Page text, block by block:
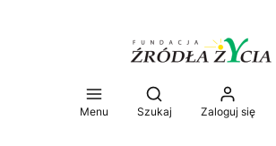
Menu
Otwórz wyszukiwarkę
Szukaj Zaloguj się